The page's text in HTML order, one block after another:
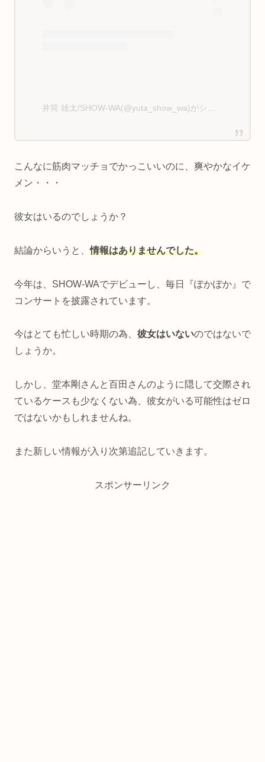
こんなに筋肉マッチョでかっこいいのに、爽やかなイケ
メン・・・
彼女はいるのでしょうか？
結論からいうと、情報はありませんでした。
今年は、SHOW-WAでデビューし、毎日『ぽかぽか』で
コンサートを披露されています。
今はとても忙しい時期の為、 彼女はいないのではないで
しょうか。
しかし、堂本剛さんと百田さんのように隠して交際され
ているケースも少なくない為、彼女がいる可能性はゼロ
ではないかもしれませんね。
また新しい情報が入り次第追記していきます。
スポンサーリンク